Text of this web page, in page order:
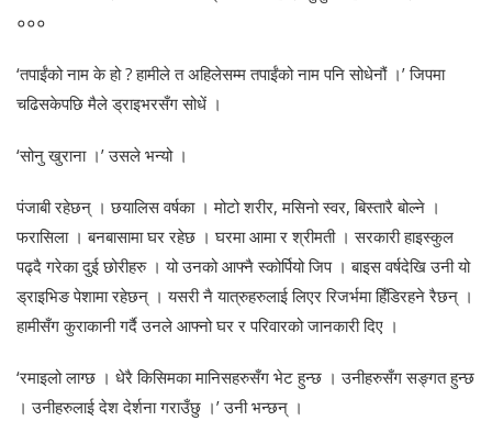
०००
‘तपाईंको नाम के हो ? हामीले त अहिलेसम्म तपाईंको नाम पनि सोधेनौं ।’ जिपमा
चढिसकेपछि मैले ड्राइभरसँग सोधें ।
‘सोनु खुराना ।’ उसले भन्यो ।
पंजाबी रहेछन् । छयालिस वर्षका । मोटो शरीर, मसिनो स्वर, बिस्तारै बोल्ने ।
फरासिला । बनबासामा घर रहेछ । घरमा आमा र श्रीमती । सरकारी हाइस्कुल
पढ्दै गरेका दुई छोरीहरु । यो उनको आफ्नै स्कोर्पियो जिप । बाइस वर्षदेखि उनी यो
ड्राइभिङ पेशामा रहेछन् । यसरी नै यात्रुहरुलाई लिएर रिजर्भमा हिँडिरहने रैछन् ।
हामीसँग कुराकानी गर्दै उनले आफ्नो घर र परिवारको जानकारी दिए ।
‘रमाइलो लाग्छ । धेरै किसिमका मानिसहरुसँग भेट हुन्छ । उनीहरुसँग सङ्गत हुन्छ
। उनीहरुलाई देश देर्शना गराउँछु ।’ उनी भन्छन् ।